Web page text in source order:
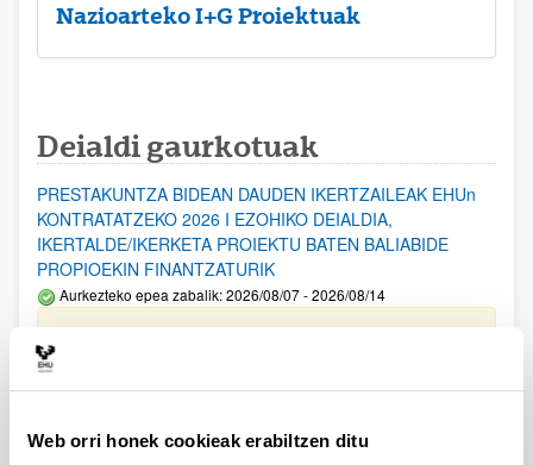
Web orri honek cookieak erabiltzen ditu
Nazioarteko I+G Proiektuak
Deialdi gaurkotuak
PRESTAKUNTZA BIDEAN DAUDEN IKERTZAILEAK EHUn
KONTRATATZEKO 2026 I EZOHIKO DEIALDIA,
IKERTALDE/IKERKETA PROIEKTU BATEN BALIABIDE
PROPIOEKIN FINANTZATURIK
Aurkezteko epea zabalik: 2026/08/07 - 2026/08/14
ESKAERAK AURKEZTEKO EPEA 2026-08-14 ARTE ZABALIK.
UPV/EHUn Azpiegitura Zientifikoa eta Funts Bibliografikoak
Izapide irekia